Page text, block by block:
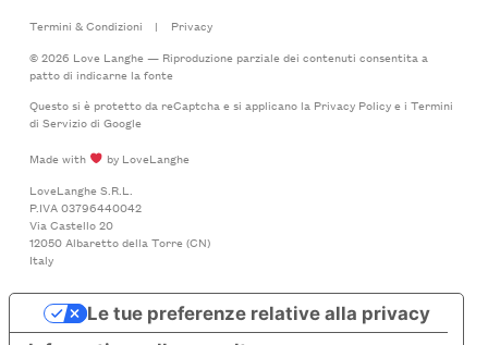
Termini & Condizioni |
Privacy
© 2026 Love Langhe — Riproduzione parziale dei contenuti consentita a
patto di indicarne la fonte
Questo si è protetto da reCaptcha e si applicano la Privacy Policye i Termini
di Serviziodi Google
Made with
by LoveLanghe
LoveLanghe S.R.L.
P.IVA 03796440042
Via Castello 20
12050 Albaretto della Torre (CN)
Italy
Le tue preferenze relative alla privacy